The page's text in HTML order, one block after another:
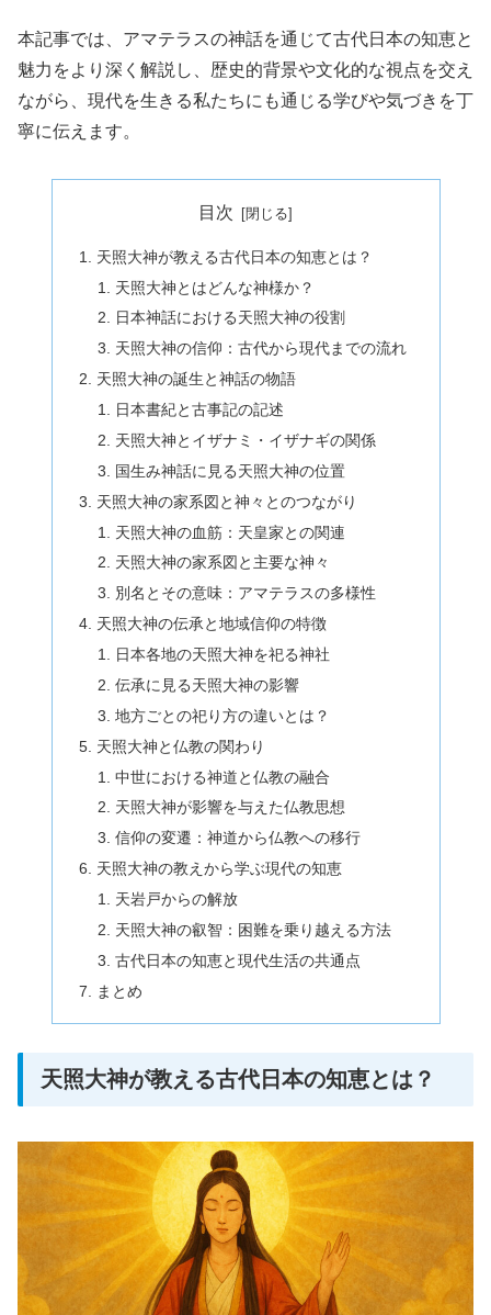
本記事では、アマテラスの神話を通じて古代日本の知恵と
魅力をより深く解説し、歴史的背景や文化的な視点を交え
ながら、現代を生きる私たちにも通じる学びや気づきを丁
寧に伝えます。
目次
天照大神が教える古代日本の知恵とは？
天照大神とはどんな神様か？
日本神話における天照大神の役割
天照大神の信仰：古代から現代までの流れ
天照大神の誕生と神話の物語
日本書紀と古事記の記述
天照大神とイザナミ・イザナギの関係
国生み神話に見る天照大神の位置
天照大神の家系図と神々とのつながり
天照大神の血筋：天皇家との関連
天照大神の家系図と主要な神々
別名とその意味：アマテラスの多様性
天照大神の伝承と地域信仰の特徴
日本各地の天照大神を祀る神社
伝承に見る天照大神の影響
地方ごとの祀り方の違いとは？
天照大神と仏教の関わり
中世における神道と仏教の融合
天照大神が影響を与えた仏教思想
信仰の変遷：神道から仏教への移行
天照大神の教えから学ぶ現代の知恵
天岩戸からの解放
天照大神の叡智：困難を乗り越える方法
古代日本の知恵と現代生活の共通点
まとめ
天照大神が教える古代日本の知恵とは？